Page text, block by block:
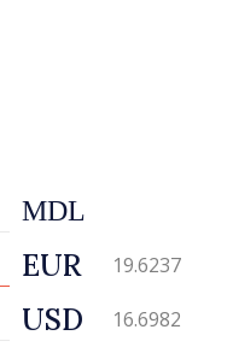
MDL
EUR 19.6237
USD 16.6982